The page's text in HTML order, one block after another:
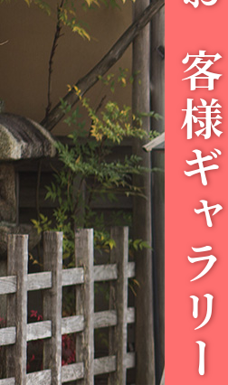
お客様ギャラリー